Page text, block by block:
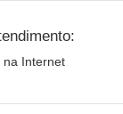
na Internet